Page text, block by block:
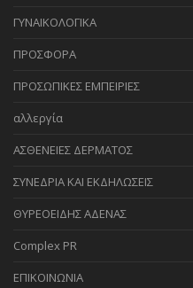
ΓΥΝΑΙΚΟΛΟΓΙΚΑ
ΠΡΟΣΦΟΡΑ
ΠΡΟΣΩΠΙΚΕΣ ΕΜΠΕΙΡΙΕΣ
αλλεργία
ΑΣΘΕΝΕΙΕΣ ΔΕΡΜΑΤΟΣ
ΣΥΝΕΔΡΙΑ ΚΑΙ ΕΚΔΗΛΩΣΕΙΣ
ΘΥΡΕΟΕΙΔΗΣ ΑΔΕΝΑΣ
Complex PR
ΕΠΙΚΟΙΝΩΝΙΑ